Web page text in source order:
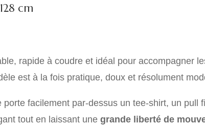
cm
rapide à coudre et idéal pour accompagner
est à la fois pratique, doux et résolument
facilement par-dessus un tee-shirt, un pull
tout en laissant une grande liberté de